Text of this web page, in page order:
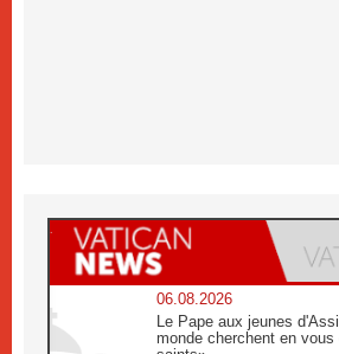
06.08.2026
Le Pape aux jeunes
monde cherchent en vous